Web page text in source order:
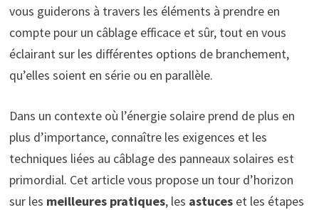
vous guiderons à travers les éléments à prendre en
compte pour un câblage efficace et sûr, tout en vous
éclairant sur les différentes options de branchement,
qu’elles soient en série ou en parallèle.
Dans un contexte où l’énergie solaire prend de plus en
plus d’importance, connaître les exigences et les
techniques liées au câblage des panneaux solaires est
primordial. Cet article vous propose un tour d’horizon
sur les meilleures pratiques, les astuceset les étapes